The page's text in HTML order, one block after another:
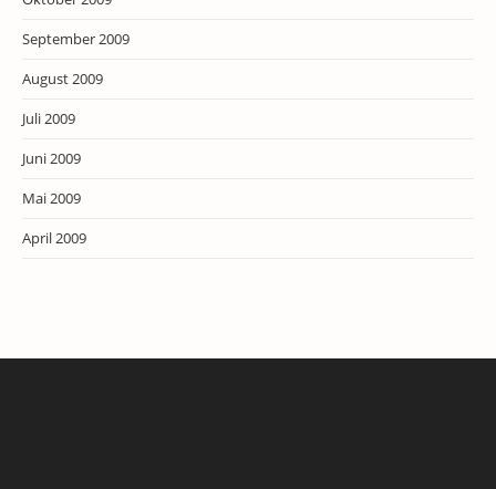
September 2009
August 2009
Juli 2009
Juni 2009
Mai 2009
April 2009